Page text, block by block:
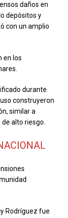
daños en
depósitos y
con un amplio
en los
durante
construyeron
similar a
alto riesgo.
Rodríguez fue